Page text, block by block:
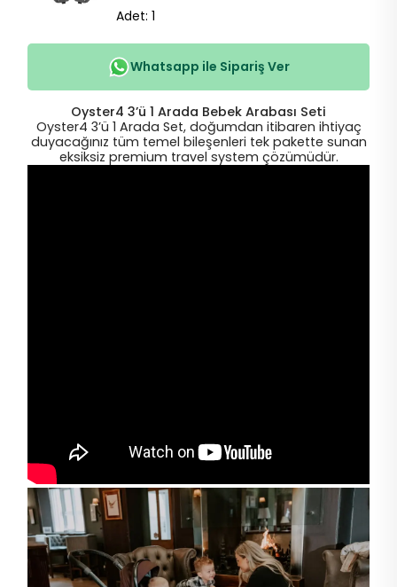
Adet: 1
Whatsapp ile Sipariş Ver
Oyster4 3’ü 1 Arada Bebek Arabası Seti
Oyster4 3’ü 1 Arada Set, doğumdan itibaren ihtiyaç
duyacağınız tüm temel bileşenleri tek pakette sunan
eksiksiz premium travel system çözümüdür.